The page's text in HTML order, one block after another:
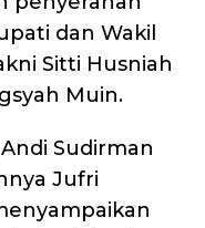
dan Wakil
Sitti Husniah
Muin.
Sudirman
Jufri